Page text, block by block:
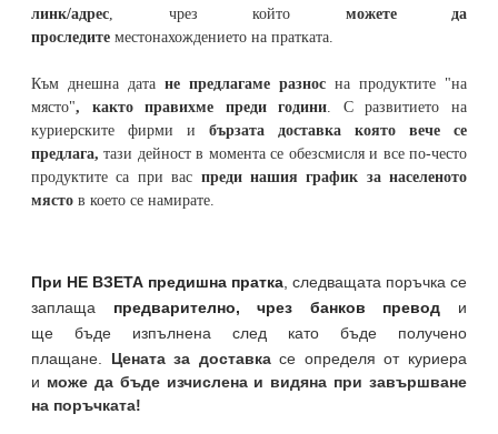
линк/адрес , чрез който можете да
проследите местонахождението на пратката
Към днешна дата не предлагаме разнос на продуктите "на
място", както правихме преди години . С развитието на
куриерските фирми и бързата доставка която вече се
предлага, тази дейност в момента се обезсмисля и все по-често
продуктите са при вас преди нашия график за населеното
място в което се намирате.
При НЕ ВЗЕТА предишна пратка следващата поръчка се
заплаща предварително, чрез банков превод и
ще бъде изпълнена след като бъде получено
плащане. Цената за доставкасе определя от куриера
и може да бъде изчислена и видяна при завършване
на поръчката!